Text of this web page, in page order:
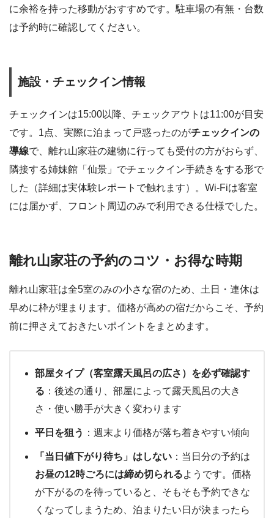
に余裕を持った移動がおすすめです。駐車場の有無・台数
は予約時に確認してください。
施設・チェックイン情報
チェックインは15:00以降、チェックアウトは11:00が目安
です。1点、実際に泊まって戸惑ったのがチェックインの
導線で、離れ山家荘の建物に行っても受付の方がおらず、
隣接する姉妹館「仙景」でチェックイン手続きをする形で
した（詳細は実体験レポートで触れます）。Wi-Fiは客室
には届かず、フロント周辺のみで利用できる仕様でした。
離れ山家荘の予約のコツ・お得な時期
離れ山家荘は全5室のみの小さな宿のため、土日・連休は
早めに枠が埋まります。価格が高めの宿だからこそ、予約
前に押さえておきたいポイントをまとめます。
部屋タイプ（客室露天風呂の広さ）を必ず確認す
る ：後述の通り、部屋によって露天風呂の大き
さ・使い勝手が大きく変わります
平日を狙う ：週末より価格が落ち着きやすい傾向
「当日値下がり待ち」はしない ：当日分の予約は
お昼の12時ごろには締め切られるようです。価格
が下がるのを待っていると、そもそも予約できな
くなってしまうため、泊まりたい日が決まったら